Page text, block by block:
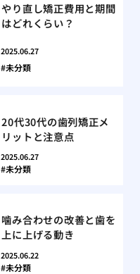
やり直し矯正費用と期間
はどれくらい？
2025.06.27
未分類
20代30代の歯列矯正メ
リットと注意点
2025.06.27
未分類
噛み合わせの改善と歯を
上に上げる動き
2025.06.22
未分類